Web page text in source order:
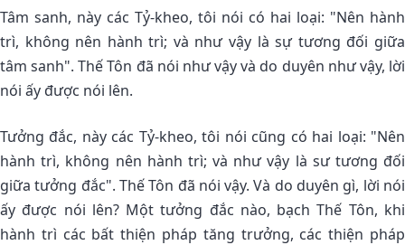
Tâm sanh, này các Tỷ-kheo, tôi nói có hai loại: "Nên hành
trì, không nên hành trì; và như vậy là sự tương đối giữa
tâm sanh". Thế Tôn đã nói như vậy và do duyên như vậy, lời
nói ấy được nói lên.
Tưởng đắc, này các Tỷ-kheo, tôi nói cũng có hai loại: "Nên
hành trì, không nên hành trì; và như vậy là sư tương đối
giữa tưởng đắc". Thế Tôn đã nói vậy. Và do duyên gì, lời nói
ấy được nói lên? Một tưởng đắc nào, bạch Thế Tôn, khi
hành trì các bất thiện pháp tăng trưởng, các thiện pháp